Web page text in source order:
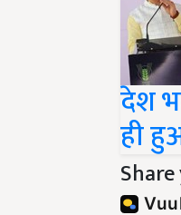
देश
ही